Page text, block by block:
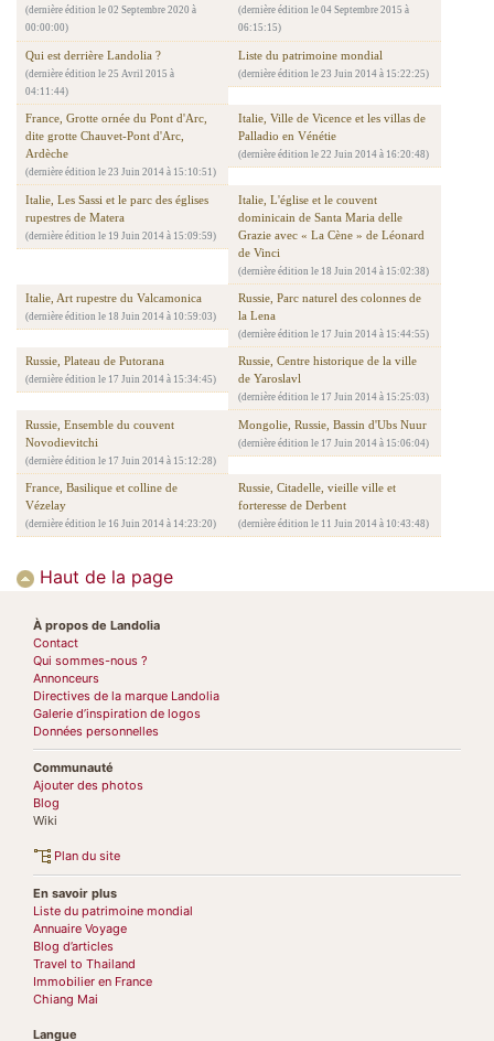
(dernière édition le 02 Septembre 2020 à
00:00:00)
(dernière édition le 04 Septembre 2015 à
06:15:15)
Qui est derrière Landolia ?
(dernière édition le 25 Avril 2015 à
04:11:44)
Liste du patrimoine mondial
(dernière édition le 23 Juin 2014 à 15:22:25)
France, Grotte ornée du Pont d'Arc,
dite grotte Chauvet-Pont d'Arc,
Ardèche
(dernière édition le 23 Juin 2014 à 15:10:51)
Italie, Ville de Vicence et les villas de
Palladio en Vénétie
(dernière édition le 22 Juin 2014 à 16:20:48)
Italie, Les Sassi et le parc des églises
rupestres de Matera
(dernière édition le 19 Juin 2014 à 15:09:59)
Italie, L'église et le couvent
dominicain de Santa Maria delle
Grazie avec « La Cène » de Léonard
de Vinci
(dernière édition le 18 Juin 2014 à 15:02:38)
Italie, Art rupestre du Valcamonica
(dernière édition le 18 Juin 2014 à 10:59:03)
Russie, Parc naturel des colonnes de
la Lena
(dernière édition le 17 Juin 2014 à 15:44:55)
Russie, Plateau de Putorana
(dernière édition le 17 Juin 2014 à 15:34:45)
Russie, Centre historique de la ville
de Yaroslavl
(dernière édition le 17 Juin 2014 à 15:25:03)
Russie, Ensemble du couvent
Novodievitchi
(dernière édition le 17 Juin 2014 à 15:12:28)
Mongolie, Russie, Bassin d'Ubs Nuur
(dernière édition le 17 Juin 2014 à 15:06:04)
France, Basilique et colline de
Vézelay
(dernière édition le 16 Juin 2014 à 14:23:20)
Russie, Citadelle, vieille ville et
forteresse de Derbent
(dernière édition le 11 Juin 2014 à 10:43:48)
Haut de la page
À propos de Landolia
Contact
Qui sommes-nous ?
Annonceurs
Directives de la marque Landolia
Galerie d’inspiration de logos
Données personnelles
Communauté
Ajouter des photos
Blog
Wiki
Plan du site
En savoir plus
Liste du patrimoine mondial
Annuaire Voyage
Blog d’articles
Travel to Thailand
Immobilier en France
Chiang Mai
Langue